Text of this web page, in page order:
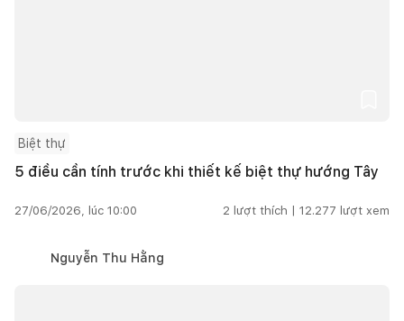
Biệt thự
5 điều cần tính trước khi thiết kế biệt thự hướng Tây
27/06/2026, lúc 10:00 2 lượt thích | 12.277 lượt xem
Nguyễn Thu Hằng